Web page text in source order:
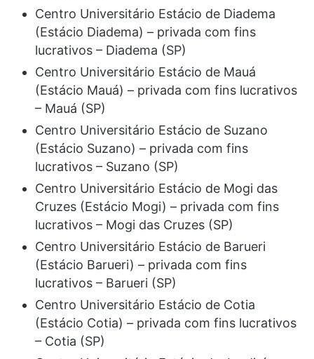
Centro Universitário Estácio de Diadema
(Estácio Diadema) – privada com fins
lucrativos – Diadema (SP)
Centro Universitário Estácio de Mauá
(Estácio Mauá) – privada com fins lucrativos
– Mauá (SP)
Centro Universitário Estácio de Suzano
(Estácio Suzano) – privada com fins
lucrativos – Suzano (SP)
Centro Universitário Estácio de Mogi das
Cruzes (Estácio Mogi) – privada com fins
lucrativos – Mogi das Cruzes (SP)
Centro Universitário Estácio de Barueri
(Estácio Barueri) – privada com fins
lucrativos – Barueri (SP)
Centro Universitário Estácio de Cotia
(Estácio Cotia) – privada com fins lucrativos
– Cotia (SP)